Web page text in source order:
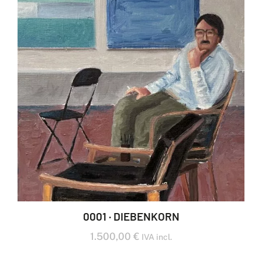
0001 · DIEBENKORN
1.500,00 € IVA incl.